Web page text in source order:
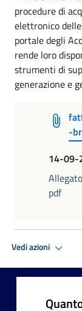
procedure di
elettronico
portale degli
rende loro
strumenti di
generazione e
-
14-09-
pdf
Vedi azioni